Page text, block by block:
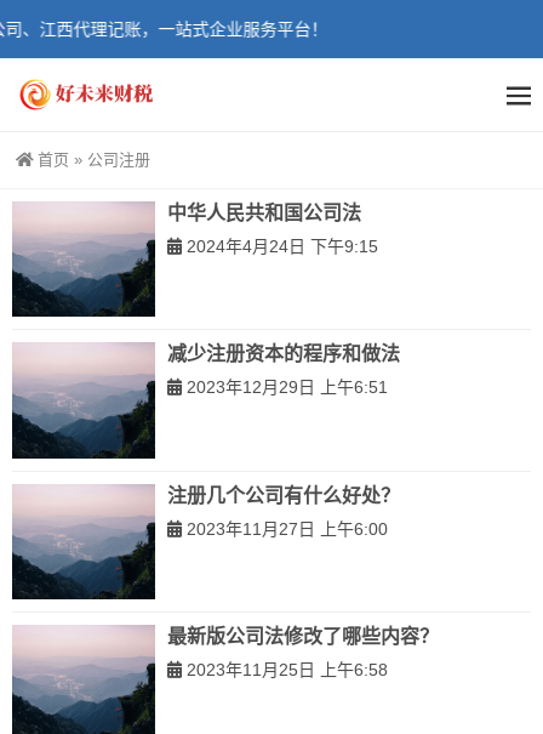
、江西代理记账，一站式企业服务平台！
首页 » 公司注册
中华人民共和国公司法
2024年4月24日 下午9:15
减少注册资本的程序和做法
2023年12月29日 上午6:51
注册几个公司有什么好处？
2023年11月27日 上午6:00
最新版公司法修改了哪些内容？
2023年11月25日 上午6:58